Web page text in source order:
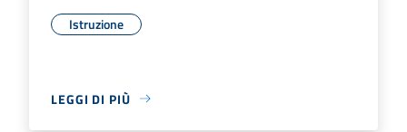
Istruzione
LEGGI DI PIÙ